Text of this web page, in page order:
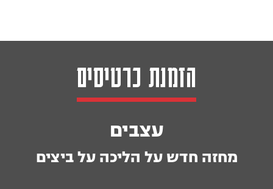
הזמנת כרטיסים
עצבים
מחזה חדש על הליכה על ביצים